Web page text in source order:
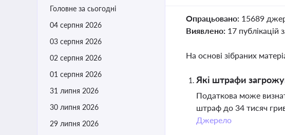
Головне за сьогодні
04 серпня 2026
03 серпня 2026
02 серпня 2026
01 серпня 2026
31 липня 2026
30 липня 2026
29 липня 2026
Опрацьовано: 15689
Виявлено: 17 публікацій
На основі зібраних
Які штрафи
Податкова може
штраф до 34 тисяч
Джерело